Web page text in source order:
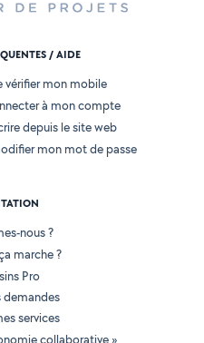
/ AIDE
vérifier mon mobile
à mon compte
depuis le site web
mon mot de passe
nous ?
marche ?
Pro
demandes
services
collaborative »